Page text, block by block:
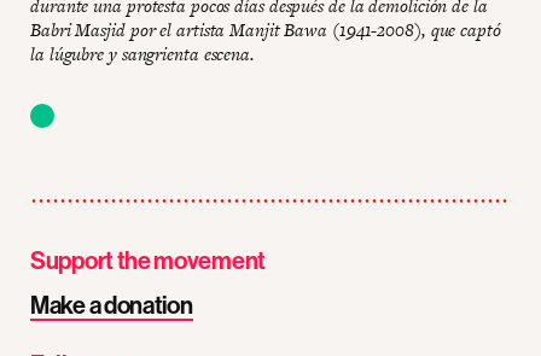
Babri Masjid por el artista Manjit Bawa (1941-2008), que captó
la lúgubre y sangrienta escena.
Support the movement
Make a donation